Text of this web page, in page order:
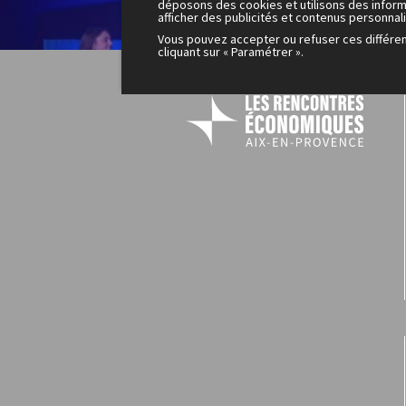
déposons des cookies et utilisons des
afficher des publicités et contenus
Vous pouvez accepter ou refuser ces
cliquant sur « Paramétrer ».